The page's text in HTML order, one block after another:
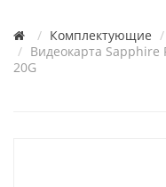
Комплектующие
Видеокарта Sapphire
20G